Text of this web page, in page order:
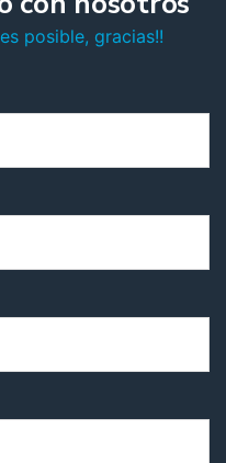
posible, gracias!!